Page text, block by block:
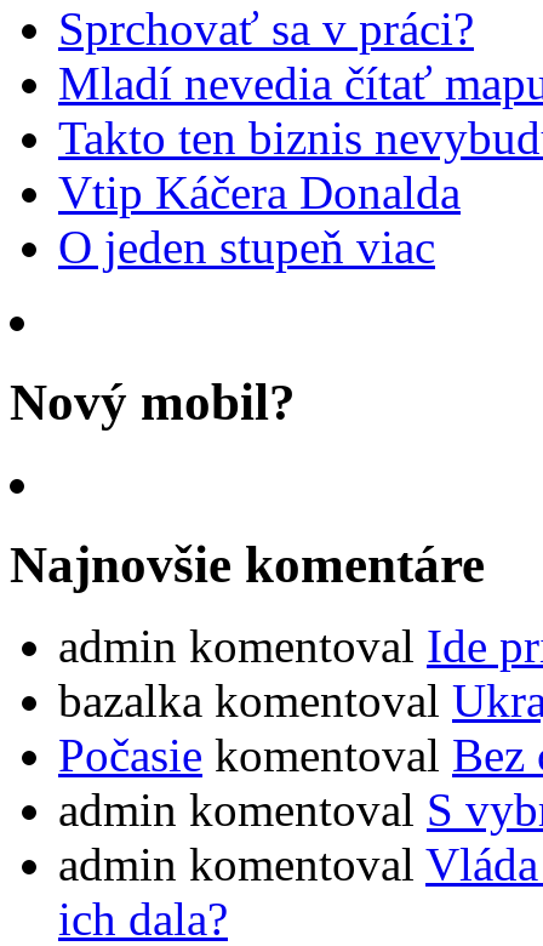
Sprchovať sa v práci?
Mladí nevedia čítať
Takto ten biznis
Vtip Káčera Donalda
O jeden stupeň viac
Nový mobil?
Najnovšie komentáre
admin komentoval Ide
bazalka komentoval
Počasie komentoval Bez
admin komentoval S
admin komentoval
ich dala?